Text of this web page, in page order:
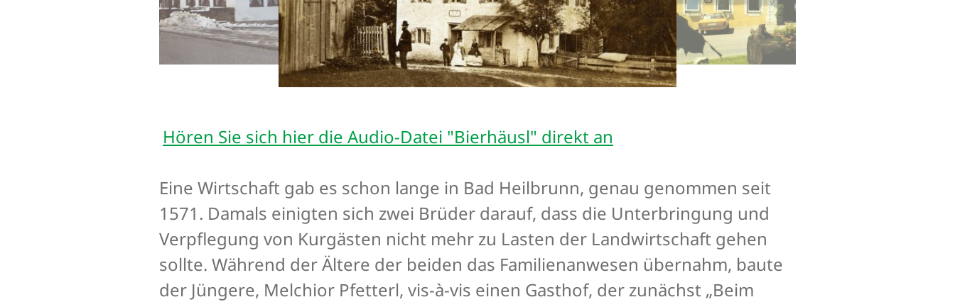
Hören Sie sich hier die Audio-Datei "Bierhäusl" direkt an
Eine Wirtschaft gab es schon lange in Bad Heilbrunn, genau genommen seit
1571. Damals einigten sich zwei Brüder darauf, dass die Unterbringung und
Verpflegung von Kurgästen nicht mehr zu Lasten der Landwirtschaft gehen
sollte. Während der Ältere der beiden das Familienanwesen übernahm, baute
der Jüngere, Melchior Pfetterl, vis-à-vis einen Gasthof, der zunächst „Beim